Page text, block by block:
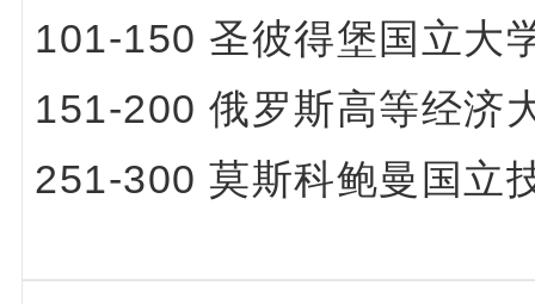
101-150 圣彼得堡国立大
151-200 俄罗斯高等经济
251-300 莫斯科鲍曼国立